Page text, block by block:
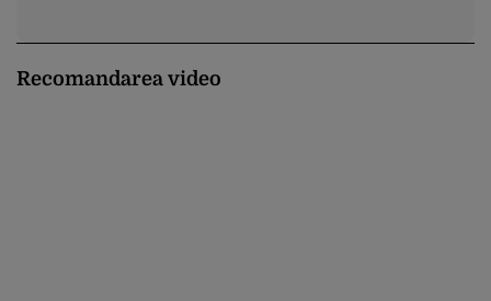
Recomandarea video